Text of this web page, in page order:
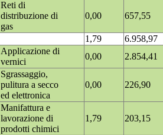
Reti di
distribuzione di
gas
0,00 657,55
1,79
6.958,97
Applicazione di
vernici
0,00
2.854,41
Sgrassaggio,
pulitura a secco
ed elettronica
0,00 226,90
Manifattura e
lavorazione di
prodotti chimici
1,79 203,15